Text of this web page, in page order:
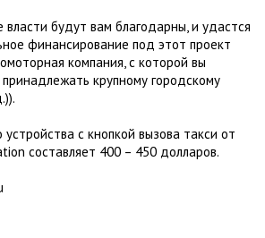
власти будут вам благодарны, и удастся
финансирование под этот проект
компания, с которой вы
крупному городскому
с кнопкой вызова такси от
составляет 400 – 450 долларов.